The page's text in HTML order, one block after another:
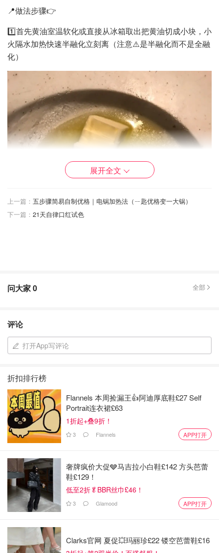
📍做法步骤👉
1️⃣首先黄油室温软化或直接从冰箱取出把黄油切成小块，小
火隔水加热快速半融化立刻离（注意⚠️是半融化而不是全融
化）
2️⃣ 将半融化好的黄油，加入盐用打蛋器打松
展开全文
上一篇： 五步骤简易自制优格｜电锅加热法（ㄧ匙优格变一大锅）
下一篇： 21天自律口红试色
问大家0 全部
评论
打开App写评论
折扣排行榜
Flannels 本周捡漏王👍阿迪厚底鞋£27 Self
Portrait连衣裙£63
1折起+叠9折！
3 Flannels APP打开
奢牌疯价大促🩶马吉拉小白鞋£142 方头芭蕾
鞋£129！
低至2折🥬BBR丝巾£46！
3 Glamood APP打开
Clarks官网 夏促💥玛丽珍£22 镂空芭蕾鞋£16